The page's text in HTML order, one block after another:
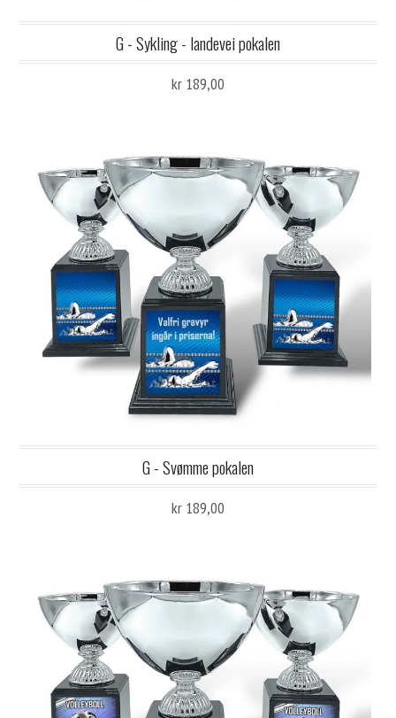
G - Sykling - landevei pokalen
kr 189,00
G - Svømme pokalen
kr 189,00